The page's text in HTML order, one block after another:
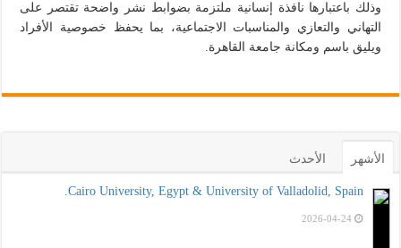
وذلك باعتبارها نافذة إنسانية ملتزمة بضوابط نشر واضحة تقتصر على
التهاني والتعازي والمناسبات الاجتماعية، بما يحفظ خصوصية الأفراد
ويليق باسم ومكانة جامعة القاهرة.
الأشهر الأحدث
Cairo University, Egypt & University of Valladolid, Spain.
2026-04-24